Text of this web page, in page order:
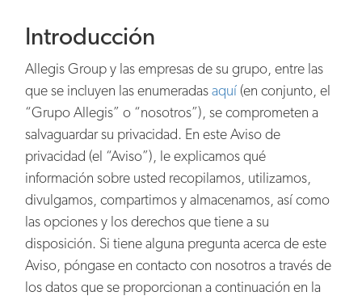
Introducción
Allegis Group y las empresas de su grupo, entre las
que se incluyen las enumeradasaquí (en conjunto, el
“Grupo Allegis” o “nosotros”), se comprometen a
salvaguardar su privacidad. En este Aviso de
privacidad (el “Aviso”), le explicamos qué
información sobre usted recopilamos, utilizamos,
divulgamos, compartimos y almacenamos, así como
las opciones y los derechos que tiene a su
disposición. Si tiene alguna pregunta acerca de este
Aviso, póngase en contacto con nosotros a través de
los datos que se proporcionan a continuación en la